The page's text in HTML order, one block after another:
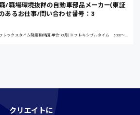
/職場環境抜群の自動車部品メーカー(東証
あるお仕事/問い合わせ番号：3
所定内労働時間 7時間50分/日 ※フレックスタイム制度有(精算単位1カ月) ※フレキシブルタイム 6:00～20:00 ※コアタイム 11:00～14:00
クリエイトに